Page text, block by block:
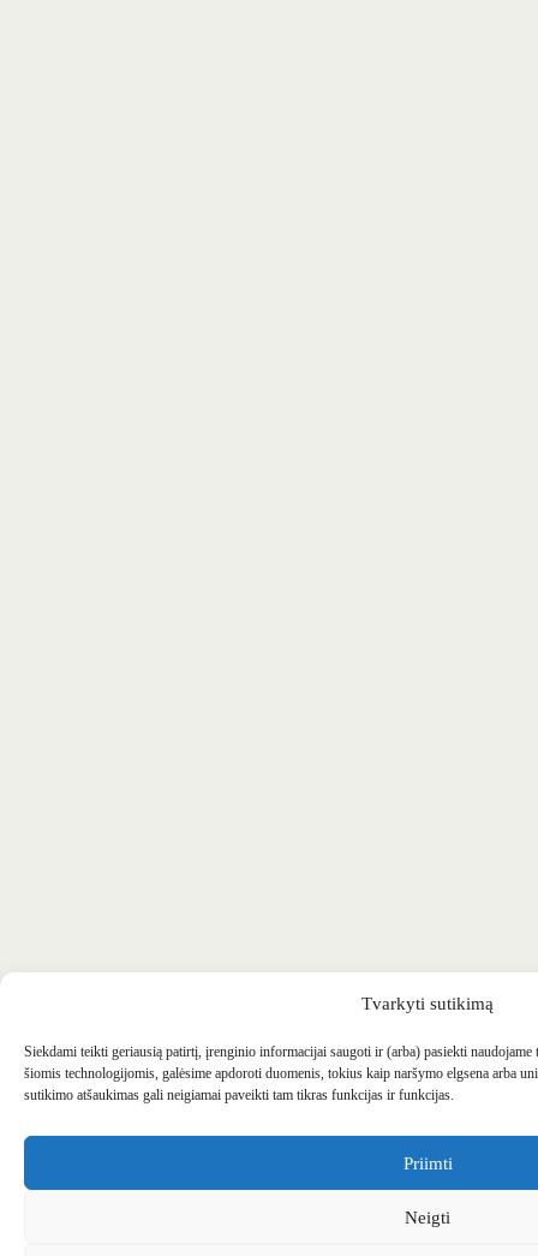
Tvarkyti sutikimą
Siekdami teikti geriausią patirtį, įrenginio informacijai saugoti ir (arba) pasiekti
šiomis technologijomis, galėsime apdoroti duomenis, tokius kaip naršymo elgsena arba
sutikimo atšaukimas gali neigiamai paveikti tam tikras funkcijas ir funkcijas.
Priimti
Neigti